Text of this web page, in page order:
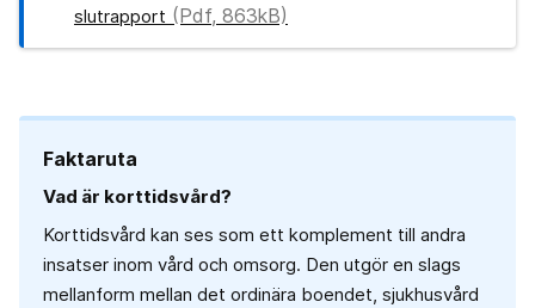
slutrapport (Pdf, 863kB)
Faktaruta
Vad är korttidsvård?
Korttidsvård kan ses som ett komplement till andra
insatser inom vård och omsorg. Den utgör en slags
mellanform mellan det ordinära boendet, sjukhusvård